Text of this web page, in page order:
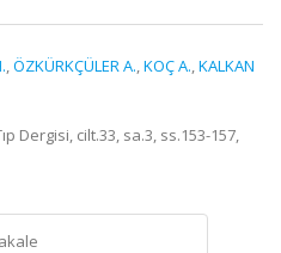
,ÖZKÜRKÇÜLER A.,KOÇ A.,KALKAN
Dergisi, cilt.33, sa.3, ss.153-157,